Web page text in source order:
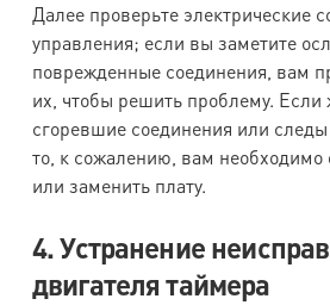
Далее проверьте электрические
управления; если вы заметите
поврежденные соединения, вам
их, чтобы решить проблему. Если
сгоревшие соединения или следы
то, к сожалению, вам необходимо
или заменить плату.
4. Устранение
двигателя таймера